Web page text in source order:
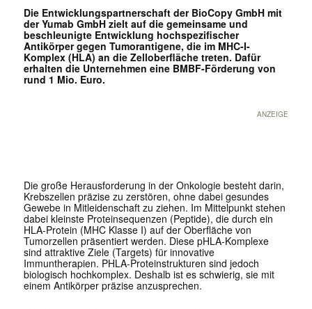
Die Entwicklungspartnerschaft der BioCopy GmbH mit
der Yumab GmbH zielt auf die gemeinsame und
beschleunigte Entwicklung hochspezifischer
Antikörper gegen Tumorantigene, die im MHC-I-
Komplex (HLA) an die Zelloberfläche treten. Dafür
erhalten die Unternehmen eine BMBF-Förderung von
rund 1 Mio. Euro.
ANZEIGE
Die große Herausforderung in der Onkologie besteht darin,
Krebszellen präzise zu zerstören, ohne dabei gesundes
Gewebe in Mitleidenschaft zu ziehen. Im Mittelpunkt stehen
dabei kleinste Proteinsequenzen (Peptide), die durch ein
HLA-Protein (MHC Klasse I) auf der Oberfläche von
Tumorzellen präsentiert werden. Diese pHLA-Komplexe
sind attraktive Ziele (Targets) für innovative
Immuntherapien. PHLA-Proteinstrukturen sind jedoch
biologisch hochkomplex. Deshalb ist es schwierig, sie mit
einem Antikörper präzise anzusprechen.